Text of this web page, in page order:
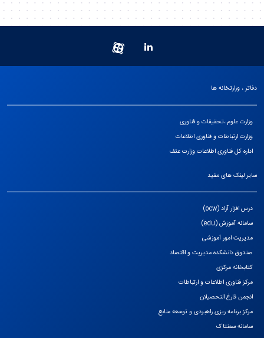
دفاتر ، وزارتخانه ها
وزارت علوم ،تحقیقات و فناوری
وزارت ارتباطات و فناوری اطلاعات
اداره کل فناوری اطلاعات وزارت عتف
سایر لینک های مفید
درس افزار آزاد (ocw)
سامانه آموزش (edu)
مدیریت امور آموزشی
صندوق دانشکده مدیریت و اقتصاد
کتابخانه مرکزی
مرکز فناوری اطلاعات و ارتباطات
انجمن فارغ التحصیلان
مرکز برنامه ریزی راهبردی و توسعه منابع
سامانه سمنتاک